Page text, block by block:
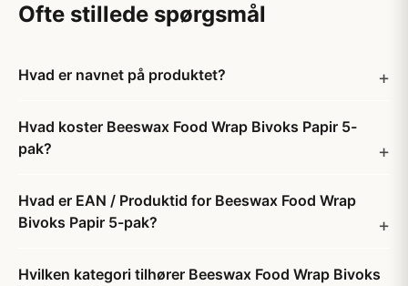
Ofte stillede spørgsmål
Hvad er navnet på produktet?
Hvad koster Beeswax Food Wrap Bivoks Papir 5-
pak?
Hvad er EAN / Produktid for Beeswax Food Wrap
Bivoks Papir 5-pak?
Hvilken kategori tilhører Beeswax Food Wrap Bivoks